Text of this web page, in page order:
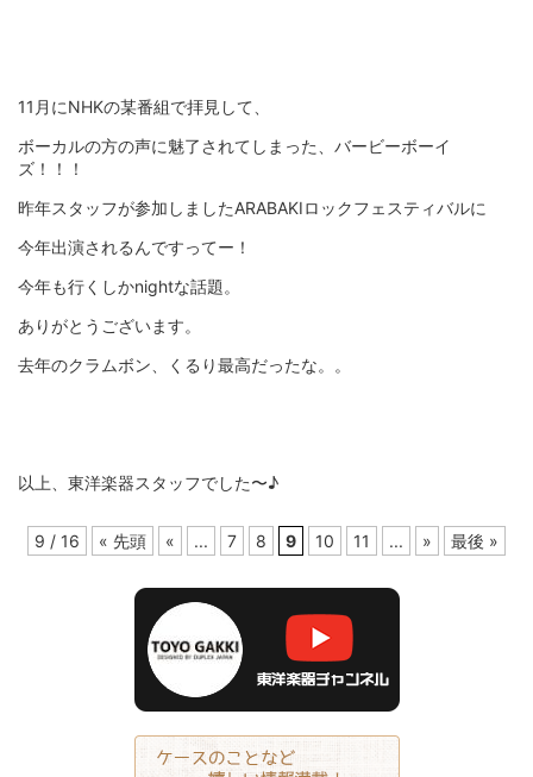
11月にNHKの某番組で拝見して、
ボーカルの方の声に魅了されてしまった、バービーボーイ
ズ！！！
昨年スタッフが参加しましたARABAKIロックフェスティバルに
今年出演されるんですってー！
今年も行くしかnightな話題。
ありがとうございます。
去年のクラムボン、くるり最高だったな。。
以上、東洋楽器スタッフでした〜♪
9 / 16 « 先頭 « ... 7 8 9 10 11 ... » 最後 »